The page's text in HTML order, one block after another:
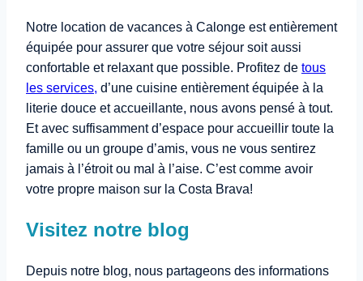
Notre location de vacances à Calonge est entièrement
équipée pour assurer que votre séjour soit aussi
confortable et relaxant que possible. Profitez de tous
les services, d’une cuisine entièrement équipée à la
literie douce et accueillante, nous avons pensé à tout.
Et avec suffisamment d’espace pour accueillir toute la
famille ou un groupe d’amis, vous ne vous sentirez
jamais à l’étroit ou mal à l’aise. C’est comme avoir
votre propre maison sur la Costa Brava!
Visitez notre blog
Depuis notre blog, nous partageons des informations